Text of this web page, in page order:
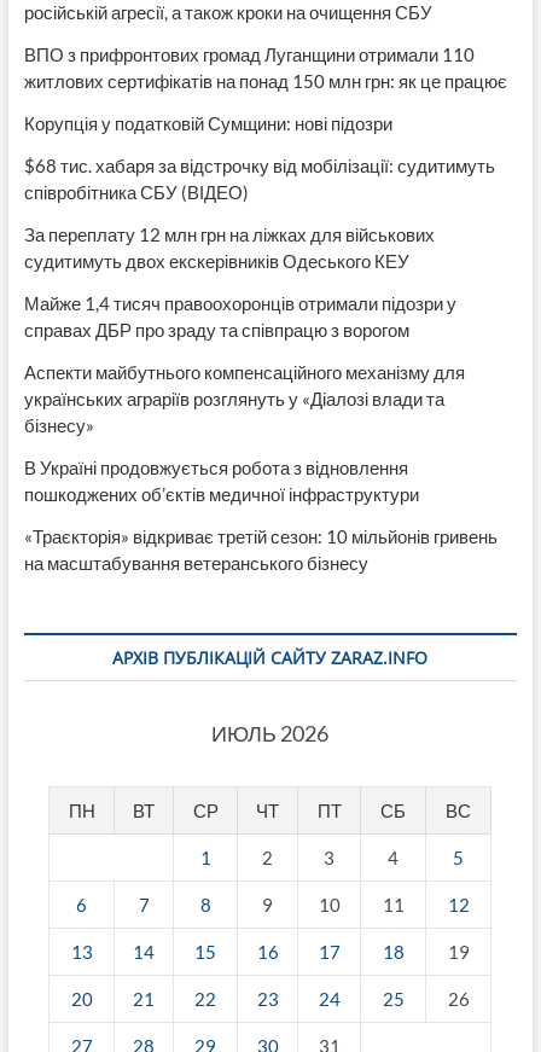
російській агресії, а також кроки на очищення СБУ
ВПО з прифронтових громад Луганщини отримали 110
житлових сертифікатів на понад 150 млн грн: як це працює
Корупція у податковій Сумщини: нові підозри
$68 тис. хабаря за відстрочку від мобілізації: судитимуть
співробітника СБУ (ВІДЕО)
За переплату 12 млн грн на ліжках для військових
судитимуть двох екскерівників Одеського КЕУ
Майже 1,4 тисяч правоохоронців отримали підозри у
справах ДБР про зраду та співпрацю з ворогом
Аспекти майбутнього компенсаційного механізму для
українських аграріїв розглянуть у «Діалозі влади та
бізнесу»
В Україні продовжується робота з відновлення
пошкоджених об’єктів медичної інфраструктури
«Траєкторія» відкриває третій сезон: 10 мільйонів гривень
на масштабування ветеранського бізнесу
АРХІВ ПУБЛІКАЦІЙ САЙТУ ZARAZ.INFO
ИЮЛЬ 2026
ПН ВТ СР ЧТ ПТ СБ ВС
1 2 3 4 5
6 7 8 9 10 11 12
13 14 15 16 17 18 19
20 21 22 23 24 25 26
27 28 29 30 31